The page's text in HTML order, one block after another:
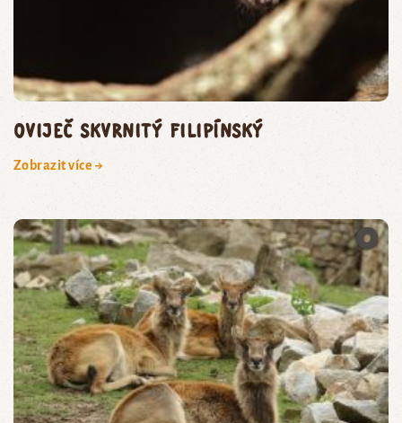
oviječ skvrnitý filipínský
Zobrazit více →